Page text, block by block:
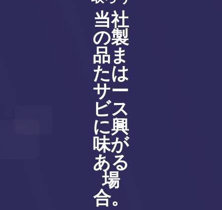
当社
の製
品ま
たは
サー
ビス
に興
味が
ある
場
合。